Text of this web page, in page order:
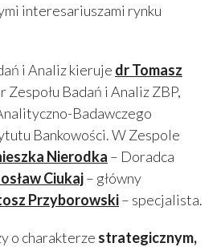
interesariuszami rynku
i Analiz kieruje dr Tomasz
Zespołu Badań i Analiz ZBP,
Badawczego
Bankowości. W Zespole
Nierodka – Doradca
Ciukaj– główny
Przyborowski– specjalista.
o charakterze strategicznym,